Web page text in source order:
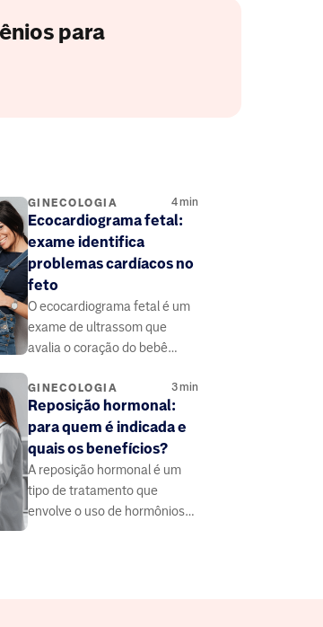
para
GINECOLOGIA 4min
Ecocardiograma fetal:
exame identifica
problemas cardíacos no
feto
O ecocardiograma fetal é um
exame de ultrassom que
avalia o coração do bebê
natal.
GINECOLOGIA 3min
Reposição hormonal:
para quem é indicada e
quais os benefícios?
A reposição hormonal é um
tipo de tratamento que
envolve o uso de hormônios